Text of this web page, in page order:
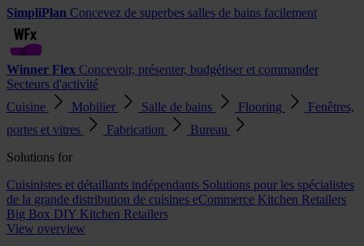
SimpliPlan Concevez de superbes salles de bains facilement
Winner Flex Concevoir, présenter, budgétiser et commander
Secteurs d'activité
Cuisine
Mobilier Salle de bains Flooring
Fenêtres,
portes et vitres
Fabrication
Bureau
Solutions for
Cuisinistes et détaillants indépendants Solutions pour les spécialistes
de la grande distribution de cuisines eCommerce Kitchen Retailers
Big Box DIY Kitchen Retailers
View overview